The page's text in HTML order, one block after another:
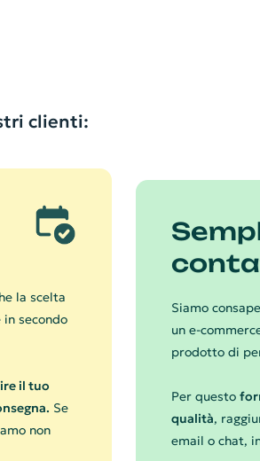
clienti:
la scelta
secondo
il tuo
Se
non
Siamo
un e-
prodotto di
Per questo
qualità,
email o chat,